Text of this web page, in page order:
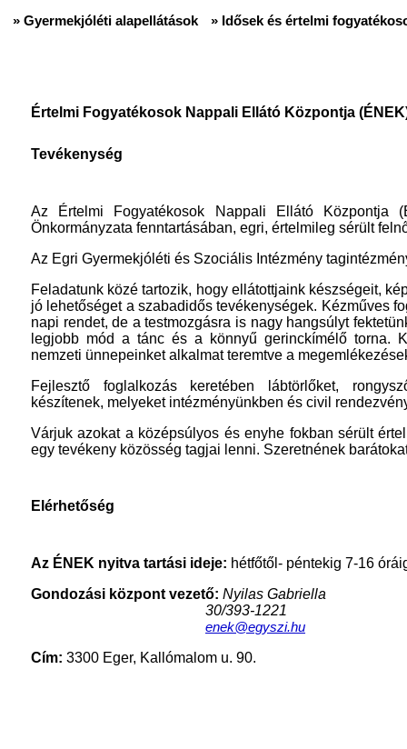
» Gyermekjóléti alapellátások » Idősek és értelmi
Értelmi Fogyatékosok Nappali Ellátó Központja
Tevékenység
Az Értelmi Fogyatékosok Nappali Ellátó Központja
Önkormányzata fenntartásában, egri, értelmileg sérült
Az Egri Gyermekjóléti és Szociális Intézmény
Feladatunk közé tartozik, hogy ellátottjaink készségeit,
jó lehetőséget a szabadidős tevékenységek. Kézműves
napi rendet, de a testmozgásra is nagy hangsúlyt
legjobb mód a tánc és a könnyű gerinckímélő torna.
nemzeti ünnepeinket alkalmat teremtve a
Fejlesztő foglalkozás keretében lábtörlőket,
készítenek, melyeket intézményünkben és civil
Várjuk azokat a középsúlyos és enyhe fokban sérült
egy tevékeny közösség tagjai lenni. Szeretnének
Elérhetőség
Az ÉNEK nyitva tartási ideje: hétfőtől- péntekig 7-16
Gondozási központ vezető: Nyilas Gabriella
30/393-1221
enek@egyszi.hu
Cím: 3300 Eger, Kallómalom u. 90.